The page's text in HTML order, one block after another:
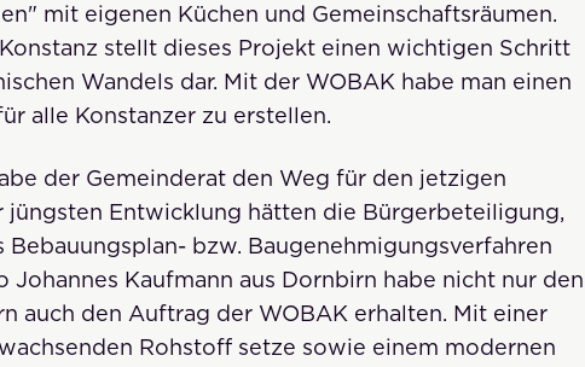
mit eigenen Küchen und Gemeinschaftsräumen.
stellt dieses Projekt einen wichtigen Schritt
Wandels dar. Mit der WOBAK habe man einen
alle Konstanzer zu erstellen.
der Gemeinderat den Weg für den jetzigen
jüngsten Entwicklung hätten die Bürgerbeteiligung,
bzw. Baugenehmigungsverfahren
Kaufmann aus Dornbirn habe nicht nur den
auch den Auftrag der WOBAK erhalten. Mit einer
Rohstoff setze sowie einem modernen